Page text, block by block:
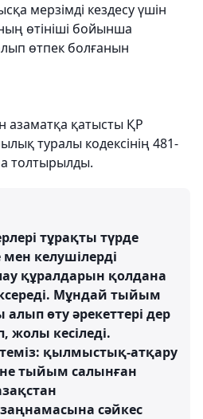
мерзімді кездесу үшін
өтініші бойынша
өтпек болғанын
азаматқа қатысты ҚР
туралы кодексінің 481-
толтырылды.
тұрақты түрде
келушілерді
құралдарын қолдана
Мұндай тыйым
өту әрекеттері дер
жолы кесіледі.
қылмыстық-атқару
тыйым салынған
сәйкес